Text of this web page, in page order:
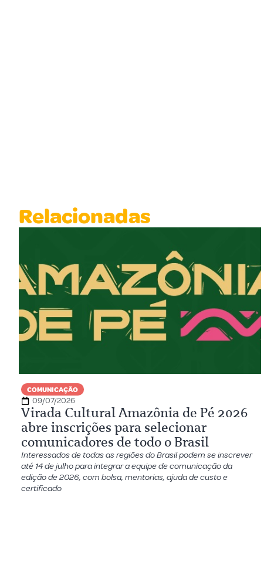
Relacionadas
COMUNICAÇÃO
09/07/2026
Virada Cultural Amazônia de Pé 2026
abre inscrições para selecionar
comunicadores de todo o Brasil
Interessados de todas as regiões do Brasil podem se inscrever
até 14 de julho para integrar a equipe de comunicação da
edição de 2026, com bolsa, mentorias, ajuda de custo e
certificado